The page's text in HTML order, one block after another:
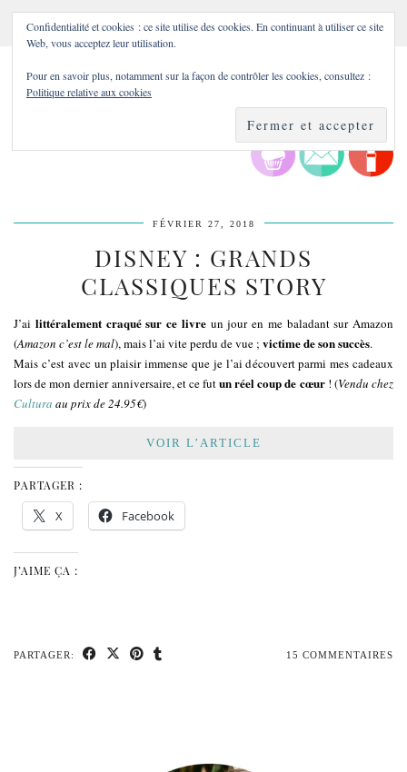
FÉVRIER 27, 2018
DISNEY : GRANDS
CLASSIQUES STORY
J’ai littéralement craqué sur ce livreun jour en me baladant sur Amazon
(Amazon c’est le mal), mais l’ai vite perdu de vue ; victime de son succès.
Mais c’est avec un plaisir immense que je l’ai découvert parmi mes cadeaux
lors de mon dernier anniversaire, et ce futun réel coup de cœur! (Vendu chez
Cultura au prix de 24.95€)
VOIR L’ARTICLE
PARTAGER :
X Facebook
J’AIME ÇA :
PARTAGER: 15 COMMENTAIRES
Confidentialité et cookies : ce site utilise des cookies. En continuant à utiliser ce site
Web, vous acceptez leur utilisation.
Pour en savoir plus, notamment sur la façon de contrôler les cookies, consultez :
Politique relative aux cookies